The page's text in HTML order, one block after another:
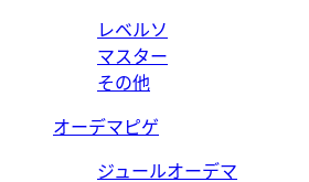
レベルソ
マスター
その他
オーデマピゲ
ジュールオーデマ